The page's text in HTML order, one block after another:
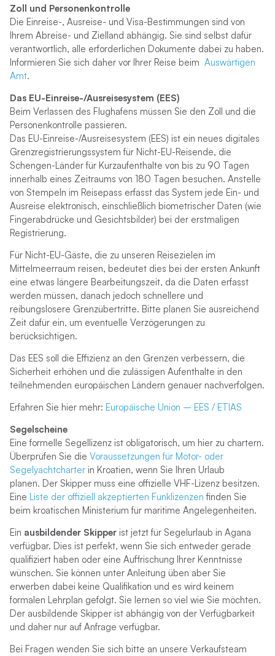
Zoll und Personenkontrolle
Die Einreise-, Ausreise- und Visa-Bestimmungen sind von
Ihrem Abreise- und Zielland abhängig. Sie sind selbst dafür
verantwortlich, alle erforderlichen Dokumente dabei zu haben.
Informieren Sie sich daher vor Ihrer Reise beim Auswärtigen
Amt.
Das EU-Einreise-/Ausreisesystem (EES)
Beim Verlassen des Flughafens müssen Sie den Zoll und die
Personenkontrolle passieren.
Das EU-Einreise-/Ausreisesystem (EES) ist ein neues digitales
Grenzregistrierungssystem für Nicht-EU-Reisende, die
Schengen-Länder für Kurzaufenthalte von bis zu 90 Tagen
innerhalb eines Zeitraums von 180 Tagen besuchen. Anstelle
von Stempeln im Reisepass erfasst das System jede Ein- und
Ausreise elektronisch, einschließlich biometrischer Daten (wie
Fingerabdrücke und Gesichtsbilder) bei der erstmaligen
Registrierung.
Für Nicht-EU-Gäste, die zu unseren Reisezielen im
Mittelmeerraum reisen, bedeutet dies bei der ersten Ankunft
eine etwas längere Bearbeitungszeit, da die Daten erfasst
werden müssen, danach jedoch schnellere und
reibungslosere Grenzübertritte. Bitte planen Sie ausreichend
Zeit dafür ein, um eventuelle Verzögerungen zu
berücksichtigen.
Das EES soll die Effizienz an den Grenzen verbessern, die
Sicherheit erhöhen und die zulässigen Aufenthalte in den
teilnehmenden europäischen Ländern genauer nachverfolgen.
Erfahren Sie hier mehr: Europäische Union – EES / ETIAS
Segelscheine
Eine formelle Segellizenz ist obligatorisch, um hier zu chartern.
Überprüfen Sie die Voraussetzungen für Motor- oder
Segelyachtcharterin Kroatien, wenn Sie Ihren Urlaub
planen. Der Skipper muss eine offizielle VHF-Lizenz besitzen.
Eine Liste der offiziell akzeptierten Funklizenzen finden Sie
beim kroatischen Ministerium für maritime Angelegenheiten.
Ein ausbildender Skipperist jetzt für Segelurlaub in Agana
verfügbar. Dies ist perfekt, wenn Sie sich entweder gerade
qualifiziert haben oder eine Auffrischung Ihrer Kenntnisse
wünschen. Sie können unter Anleitung üben aber Sie
erwerben dabei keine Qualifikation und es wird keinem
formalen Lehrplan gefolgt. Sie lernen so viel wie Sie möchten.
Der ausbildende Skipper ist abhängig von der Verfügbarkeit
und daher nur auf Anfrage verfügbar.
Bei Fragen wenden Sie sich bitte an unsere Verkaufsteam